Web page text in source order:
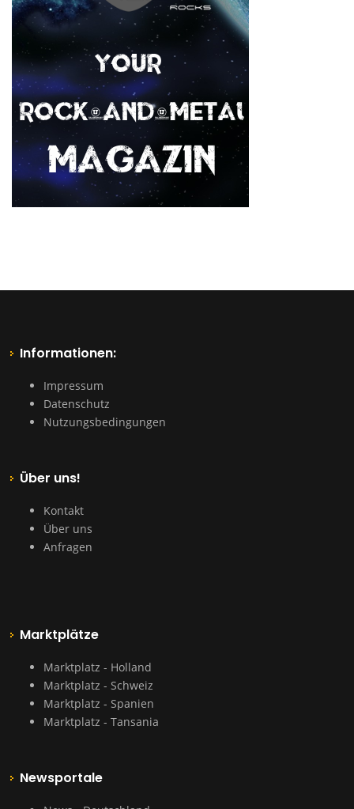
Informationen:
Impressum
Datenschutz
Nutzungsbedingungen
Über uns!
Kontakt
Über uns
Anfragen
Marktplätze
Marktplatz - Holland
Marktplatz - Schweiz
Marktplatz - Spanien
Marktplatz - Tansania
Newsportale